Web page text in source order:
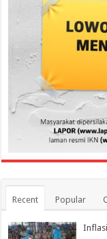
Recent Popular